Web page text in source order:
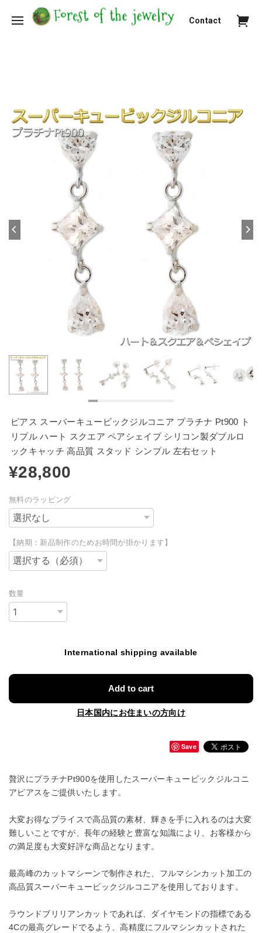
Contact
ピアス スーパーキュービックジルコニア プラチナ Pt900 ト
リプル ハート スクエア ペアシェイプ シリコン製ダブルロ
ックキャッチ 高品質 スタッド シンプル 左右セット
¥28,800
無料のラッピング
【納期：新品制作のためお時間が掛かります】
数量
International shipping available
Add to cart
日本国内にお住まいの方向け
Save
贅沢にプラチナPt900を使用したスーパーキュービックジルコニ
アピアスをご提供いたします。
大変お得なプライスで高品質の素材、輝きを手に入れるのは大変
難しいことですが、長年の経験と豊富な知識により、お客様から
の満足度も大変好評な商品となります。
最高峰のカットマシーンで制作された、フルマシンカット加工の
高品質スーパーキュービックジルコニアを使用しております。
ラウンドブリリアンカットであれば、ダイヤモンドの指標である
4Cの最高グレードでるよう、高精度にフルマシンカットされた